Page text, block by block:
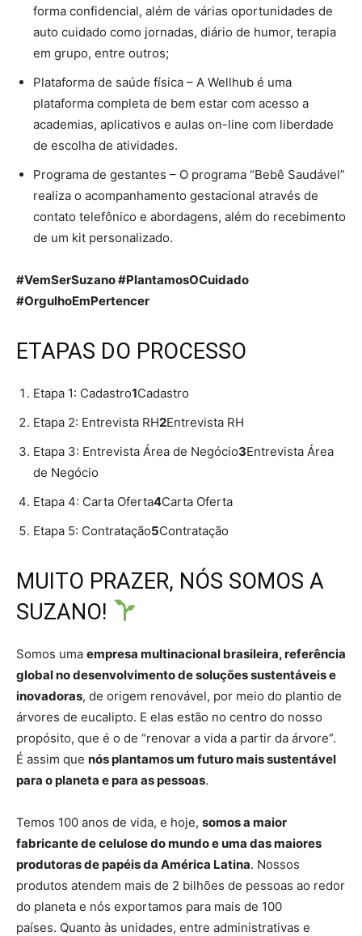
forma confidencial, além de várias oportunidades de
auto cuidado como jornadas, diário de humor, terapia
em grupo, entre outros;
Plataforma de saúde física – A Wellhub é uma
plataforma completa de bem estar com acesso a
academias, aplicativos e aulas on-line com liberdade
de escolha de atividades.
Programa de gestantes – O programa “Bebê Saudável”
realiza o acompanhamento gestacional através de
contato telefônico e abordagens, além do recebimento
de um kit personalizado.
#VemSerSuzano #PlantamosOCuidado
#OrgulhoEmPertencer
ETAPAS DO PROCESSO
Etapa 1: Cadastro1Cadastro
Etapa 2: Entrevista RH2Entrevista RH
Etapa 3: Entrevista Área de Negócio3Entrevista Área
de Negócio
Etapa 4: Carta Oferta4Carta Oferta
Etapa 5: Contratação5Contratação
MUITO PRAZER, NÓS SOMOS A
SUZANO!
Somos uma empresa multinacional brasileira, referência
global no desenvolvimento de soluções sustentáveis e
inovadoras, de origem renovável, por meio do plantio de
árvores de eucalipto. E elas estão no centro do nosso
propósito, que é o de “renovar a vida a partir da árvore”.
É assim que nós plantamos um futuro mais sustentável
para o planeta e para as pessoas.
Temos 100 anos de vida, e hoje, somos a maior
fabricante de celulose do mundo e uma das maiores
produtoras de papéis da América Latina. Nossos
produtos atendem mais de 2 bilhões de pessoas ao redor
do planeta e nós exportamos para mais de 100
países. Quanto às unidades, entre administrativas e